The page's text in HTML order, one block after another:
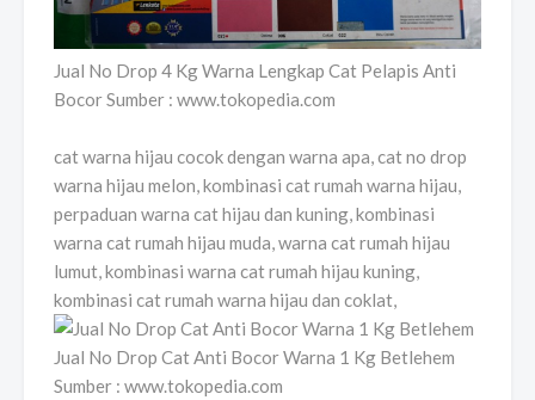
Jual No Drop 4 Kg Warna Lengkap Cat Pelapis Anti
Bocor Sumber : www.tokopedia.com
cat warna hijau cocok dengan warna apa, cat no drop
warna hijau melon, kombinasi cat rumah warna hijau,
perpaduan warna cat hijau dan kuning, kombinasi
warna cat rumah hijau muda, warna cat rumah hijau
lumut, kombinasi warna cat rumah hijau kuning,
kombinasi cat rumah warna hijau dan coklat,
Jual No Drop Cat Anti Bocor Warna 1 Kg Betlehem
Sumber : www.tokopedia.com